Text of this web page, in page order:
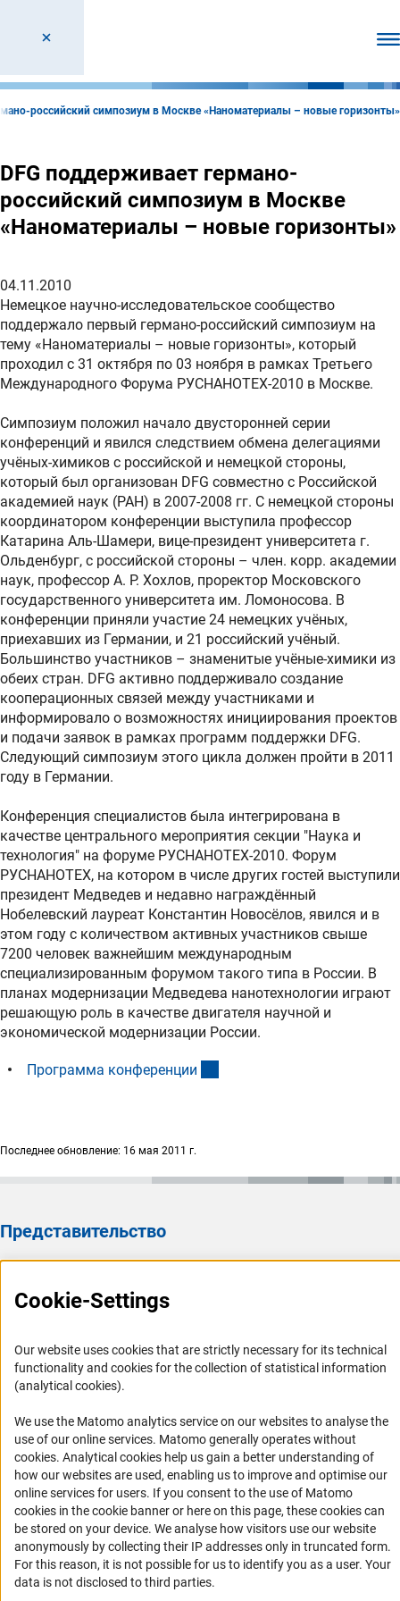
российский симпозиум в Москве «Наноматериалы – новые горизонты»
DFG поддерживает германо-
российский симпозиум в Москве
«Наноматериалы – новые горизонты»
04.11.2010
Немецкое научно-исследовательское сообщество
поддержало первый германо-российский симпозиум на
тему «Наноматериалы – новые горизонты», который
проходил с 31 октября по 03 ноября в рамках Третьего
Международного Форума РУСНАНОТЕХ-2010 в Москве.
Симпозиум положил начало двусторонней серии
конференций и явился следствием обмена делегациями
учёных-химиков с российской и немецкой стороны,
который был организован DFG совместно с Российской
академией наук (РАН) в 2007-2008 гг. С немецкой стороны
координатором конференции выступила профессор
Катарина Аль-Шамери, вице-президент университета г.
Ольденбург, с российской стороны – член. корр. академии
наук, профессор А. Р. Хохлов, проректор Московского
государственного университета им. Ломоносова. В
конференции приняли участие 24 немецких учёных,
приехавших из Германии, и 21 российский учёный.
Большинство участников – знаменитые учёные-химики из
обеих стран. DFG активно поддерживало создание
кооперационных связей между участниками и
информировало о возможностях инициирования проектов
и подачи заявок в рамках программ поддержки DFG.
Следующий симпозиум этого цикла должен пройти в 2011
году в Германии.
Конференция специалистов была интегрирована в
качестве центрального мероприятия секции "Наука и
технология" на форуме РУСНАНОТЕХ-2010. Форум
РУСНАНОТЕХ, на котором в числе других гостей выступили
президент Медведев и недавно награждённый
Нобелевский лауреат Константин Новосёлов, явился и в
этом году с количеством активных участников свыше
7200 человек важнейшим международным
специализированным форумом такого типа в России. В
планах модернизации Медведева нанотехнологии играют
решающую роль в качестве двигателя научной и
экономической модернизации России.
Программа конференции
Последнее обновление: 16 мая 2011 г.
Представительство
История Представительства 2003 - 2022
Органы управления
Задачи DFG
История DFG
Финансирование
Совместные конкурсы с российскими партнёрскими
организациями
Партнёры DFG в России
Часто задаваемые вопросы (FAQ)
DFG Newsletter
Cookie-Settings
Our website uses cookies that are strictly necessary for its technical
functionality and cookies for the collection of statistical information
(analytical cookies).
We use the Matomo analytics service on our websites to analyse the
use of our online services. Matomo generally operates without
cookies(Anc
. Analytical cookies help us gain a better understanding of
how our websites are used, enabling us to improve and optimise our
online services for users. If you consent to the use of Matomo
cookies in the cookie banner or here on this page, these cookies can
be stored on your device. We analyse how visitors use our website
anonymously by collecting their IP addresses only in truncated form.
For this reason, it is not possible for us to identify you as a user. Your
data is not disclosed to third parties.